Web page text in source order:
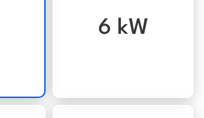
6 kW